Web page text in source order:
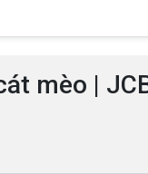
mèo |